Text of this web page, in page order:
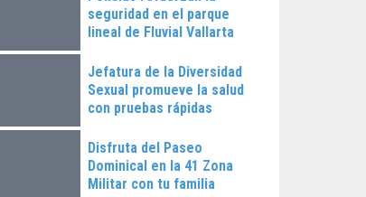
seguridad en el parque
lineal de Fluvial Vallarta
Jefatura de la Diversidad
Sexual promueve la salud
con pruebas rápidas
Disfruta del Paseo
Dominical en la 41 Zona
Militar con tu familia